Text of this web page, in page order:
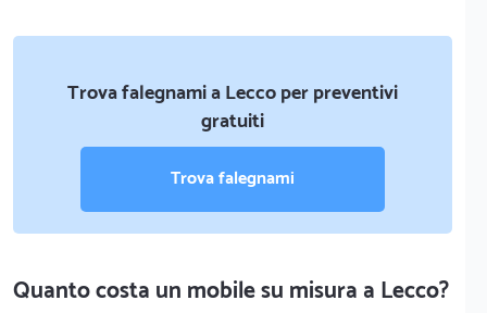
Trova falegnami a Lecco per preventivi
gratuiti
Trova falegnami
Quanto costa un mobile su misura a Lecco?